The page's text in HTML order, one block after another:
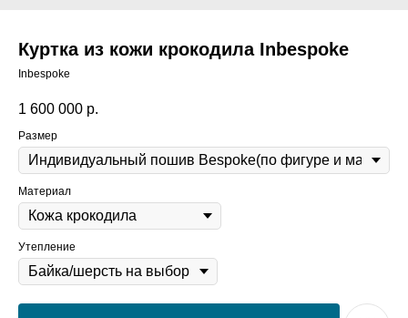
Куртка из кожи крокодила Inbespoke
Inbespoke
1 600 000 р.
Размер
Материал
Утепление